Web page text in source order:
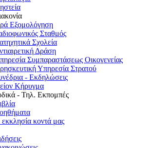
Εξομολόγηση
Σταθμός
Σχολεία
Δράση
Συμπαραστάσεως Οικογενείας
Υπηρεσία Στρατού
- Εκδηλώσεις
Κήρυγμα
- Τηλ. Εκπομπές
κοντά μας